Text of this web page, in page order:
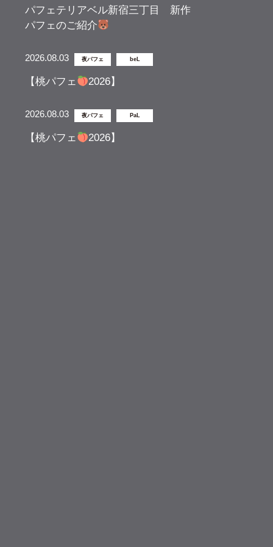
パフェテリアベル新宿三丁目 新作
パフェのご紹介
2026.08.03 夜パフェ beL
【桃パフェ 2026】
2026.08.03 夜パフェ PaL
【桃パフェ 2026】